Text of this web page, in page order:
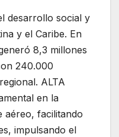
desarrollo social y
y el Caribe. En
8,3 millones
240.000
ALTA
en la
aéreo, facilitando
impulsando el